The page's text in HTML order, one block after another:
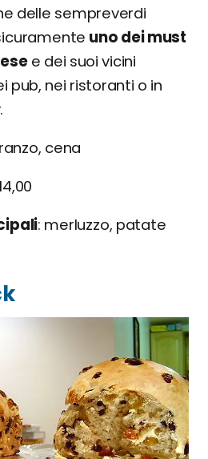
delle sempreverdi
uno dei must
e dei suoi vicini
pub, nei ristoranti o in
cena
merluzzo, patate